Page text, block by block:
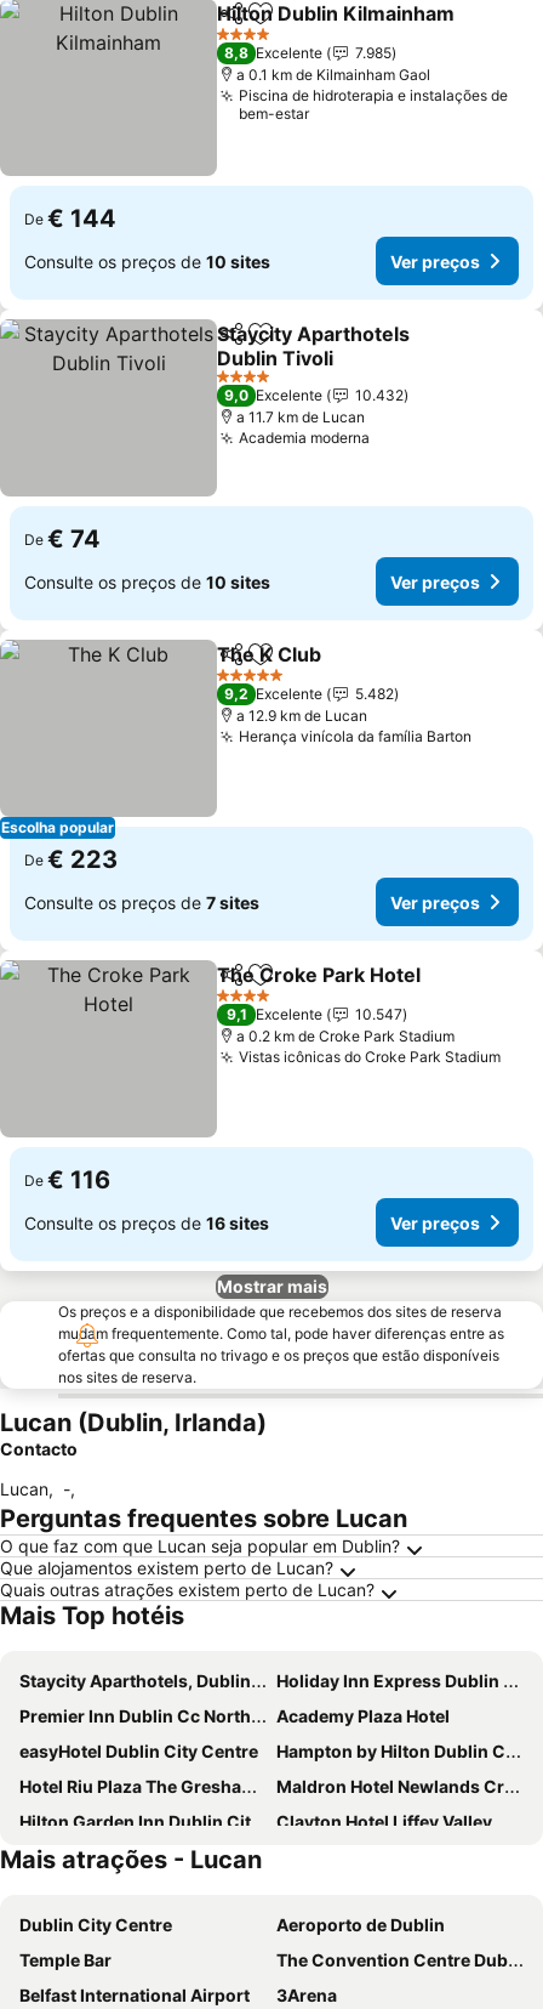
PartilharAdicionar aos favoritos
Hilton Dublin Kilmainham
4 Estrelas
8,8 Excelente
7.985
a 0.1 km de Kilmainham Gaol
Piscina de hidroterapia e instalações de
bem-estar
De € 144
Consulte os preços de 10 sites Ver preços
PartilharAdicionar aos favoritos
Staycity Aparthotels
Dublin Tivoli
Ver preços
4 Estrelas
9,0 Excelente
10.432
a 11.7 km de Lucan
Academia moderna
De € 74
Consulte os preços de 10 sites Ver preços
Escolha popular
PartilharAdicionar aos favoritos
The K Club
5 Estrelas
9,2 Excelente
5.482
a 12.9 km de Lucan
Herança vinícola da família Barton
De € 223
Consulte os preços de 7 sites Ver preços
PartilharAdicionar aos favoritos
The Croke Park Hotel
4 Estrelas
9,1 Excelente
10.547
a 0.2 km de Croke Park Stadium
Vistas icônicas do Croke Park StadiumVer
De € 116
Consulte os preços de 16 sites Ver preços
Mostrar mais
Os preços e a disponibilidade que recebemos dos sites de reserva
mudam frequentemente. Como tal, pode haver diferenças entre as
ofertas que consulta no trivago e os preços que estão disponíveis
nos sites de reserva.
Lucan (Dublin, Irlanda)
Contacto
Lucan, -,
Perguntas frequentes sobre Lucan
O que faz com que Lucan seja popular em Dublin?
Que alojamentos existem perto de Lucan?
Quais outras atrações existem perto de Lucan?
Mais Top hotéis
Staycity Aparthotels, Dublin, City Centre
Holiday Inn Express Dublin City Centre By Ihg
Premier Inn Dublin Cc North Docklands
Academy Plaza Hotel
easyHotel Dublin City Centre
Hampton by Hilton Dublin City Centre
Hotel Riu Plaza The Gresham Dublin
Maldron Hotel Newlands Cross
Hilton Garden Inn Dublin City Centre
Clayton Hotel Liffey Valley
Point A Hotel Dublin Parnell Street
Crowne Plaza Dublin Airport by IHG
Staycity Aparthotels Dublin Tivoli
Marlin Hotel Stephens Green
Crowne Plaza Dublin - Blanchardstown by IHG
Hilton Dublin
Cassidys Hotel
Mais atrações - Lucan
Dublin City Centre
Aeroporto de Dublin
Temple Bar
The Convention Centre Dublin
Belfast International Airport
3Arena